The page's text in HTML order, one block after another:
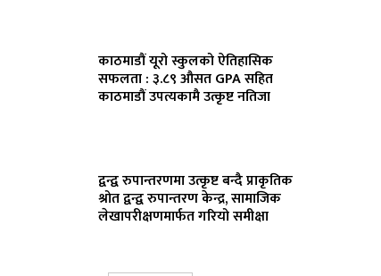
काठमाडौं यूरो स्कुलको ऐतिहासिक
सफलता : ३.८९ औसत GPA सहित
काठमाडौं उपत्यकामै उत्कृष्ट नतिजा
द्वन्द्व रुपान्तरणमा उत्कृष्ट बन्दै प्राकृतिक
श्रोत द्वन्द्व रुपान्तरण केन्द्र, सामाजिक
लेखापरीक्षणमार्फत गरियो समीक्षा